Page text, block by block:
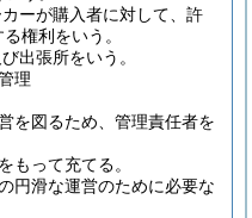
ーが購入者に対して、許
権利をいう。
出張所をいう。
理
を図るため、管理責任者を
もって充てる。
円滑な運営のために必要な